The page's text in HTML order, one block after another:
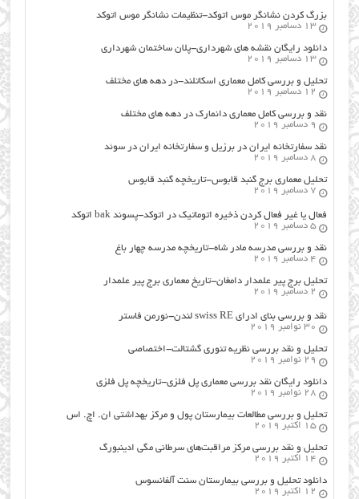
بزرگ کردن نشانگر موس اتوکد-تنظیمات نشانگر موس اتوکد
13 دسامبر 2019
دانلود رایگان نقشه های شهرداری-پلان ساختمان شهرداری
13 دسامبر 2019
تحلیل و بررسی کامل معماری اسکاتلند-در دهه های مختلف
12 دسامبر 2019
نقد و بررسی کامل معماری دانمارک در دهه های مختلف
9 دسامبر 2019
نقد سفارتخانه ایران در برزیل و سفارتخانه ایران در سوئد
8 دسامبر 2019
تحلیل معماری برج گنبد قابوس-تاریخچه گنبد قابوس
7 دسامبر 2019
فعال یا غیر فعال کردن ذخیره اتوماتیک در اتوکد-پسوند bak اتوکد
5 دسامبر 2019
نقد و بررسی مدرسه مادر شاه-تاریخچه مدرسه چهار باغ
4 دسامبر 2019
تحلیل برج پیر علمدار دامغان-تاریخ معماری برج پیر علمدار
2 دسامبر 2019
نقد و بررسی بنای ادرای swiss RE لندن-نورمن فاستر
30 نوامبر 2019
تحلیل و نقد بررسی نظریه تئوری گشتالت-اختصاصی
29 نوامبر 2019
دانلود رایگان نقد بررسی معماری پل فلزی-تاریخچه پل فلزی
28 نوامبر 2019
تحلیل و بررسی مطالعات بیمارستان پول و مرکز بهداشتی ان. اچ. اس
15 اکتبر 2019
تحلیل و نقد بررسی مرکز مراقبت‌های سرطانی مگی ادینبورگ
14 اکتبر 2019
دانلود تحلیل و بررسی بیمارستان سنت آلفانسوس
12 اکتبر 2019